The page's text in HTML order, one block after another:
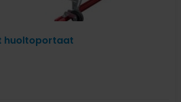
huoltoportaat